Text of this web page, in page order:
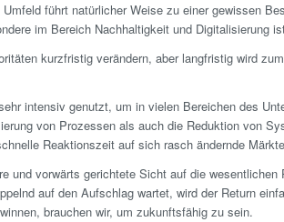
führt natürlicher Weise zu einer gewissen
im Bereich Nachhaltigkeit und Digitalisierung
kurz­fristig verändern, aber lang­fristig wird
intensiv genutzt, um in vielen Bereichen des
von Prozessen als auch die Reduktion von
Reaktionszeit auf sich rasch ändernde
und vorwärts gerichtete Sicht auf die
auf den Aufschlag wartet, wird der Return
brauchen wir, um zukunftsfähig zu sein.